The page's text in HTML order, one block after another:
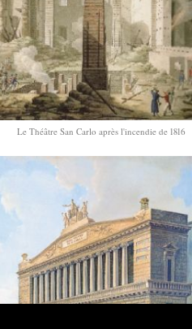
Le Théâtre San Carlo après l'incendie de 1816